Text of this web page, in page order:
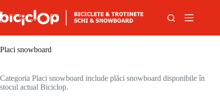
Placi snowboard
Categoria Placi snowboard include plăci snowboard disponibile în
stocul actual Biciclop.